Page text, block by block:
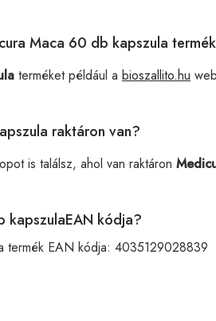
Maca 60 db kapszula
terméket például a bioszallito.hu
raktáron van?
is találsz, ahol van raktáron
kapszulaEAN kódja?
termék EAN kódja: 4035129028839